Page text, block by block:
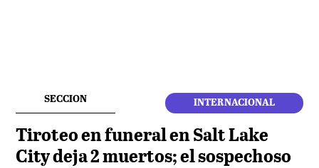
SECCION INTERNACIONAL
Tiroteo en funeral en Salt Lake
City deja 2 muertos; el sospechoso